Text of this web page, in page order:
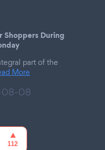
Shoppers During
part of the
More
08